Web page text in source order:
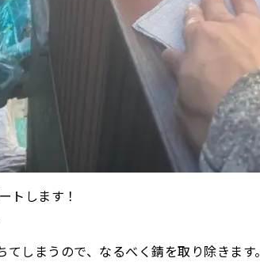
トします！
しまうので、なるべく錆を取り除きます。